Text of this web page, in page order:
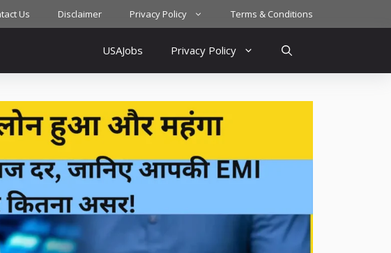
Us Disclaimer Privacy Policy Terms & Conditions
USAJobs Privacy Policy